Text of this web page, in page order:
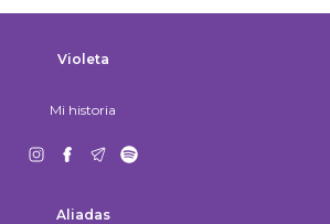
Violeta
Mi historia
Aliadas